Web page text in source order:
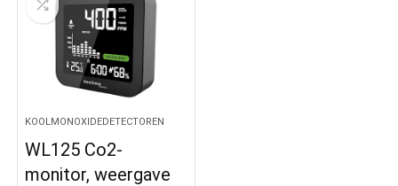
KOOLMONOXIDEDETECTOREN
WL125 Co2-
monitor, weergave